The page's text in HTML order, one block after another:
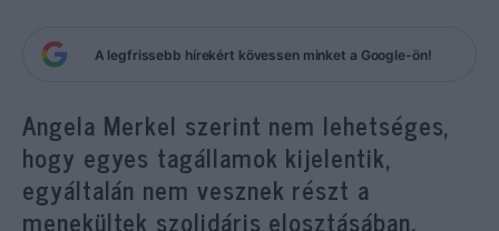
A legfrissebb hírekért kövessen minket a Google-ön!
Angela Merkel szerint nem lehetséges,
hogy egyes tagállamok kijelentik,
egyáltalán nem vesznek részt a
menekültek szolidáris elosztásában.